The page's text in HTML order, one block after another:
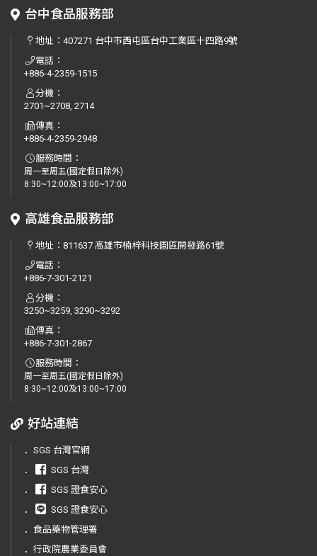
台中食品服務部
地址：407271 台中市西屯區台中工業區十四路9號
電話：
+886-4-2359-1515
分機：
2701~2708, 2714
傳真：
+886-4-2359-2948
服務時間：
周一至周五(國定假日除外)
8:30~12:00及13:00~17:00
高雄食品服務部
地址：811637 高雄市楠梓科技園區開發路61號
電話：
+886-7-301-2121
分機：
3250~3259, 3290~3292
傳真：
+886-7-301-2867
服務時間：
周一至周五(國定假日除外)
8:30~12:00及13:00~17:00
好站連結
． SGS 台灣官網
．
SGS 台灣
．
SGS 證食安心
．
SGS 證食安心
． 食品藥物管理署
． 行政院農業委員會